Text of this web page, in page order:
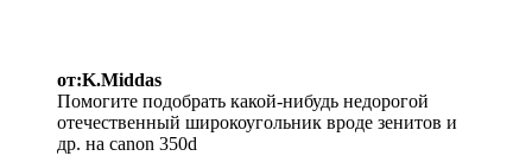
от:K.Middas
Помогите подобрать какой-нибудь недорогой
отечественный широкоугольник вроде зенитов и
др. на canon 350d